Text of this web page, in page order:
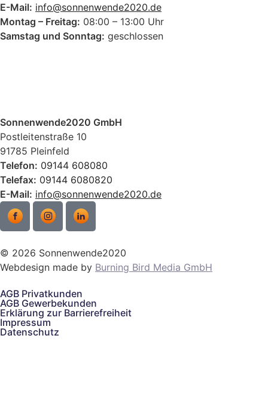
E-Mail: info@sonnenwende2020.de
Montag – Freitag: 08:00 – 13:00 Uhr
Samstag und Sonntag: geschlossen
Sonnenwende2020 GmbH
Postleitenstraße 10
91785 Pleinfeld
Telefon: 09144 608080
Telefax: 09144 6080820
E-Mail: info@sonnenwende2020.de
© 2026 Sonnenwende2020
Webdesign made by Burning Bird Media GmbH
AGB Privatkunden
AGB Gewerbekunden
Erklärung zur Barrierefreiheit
Impressum
Datenschutz